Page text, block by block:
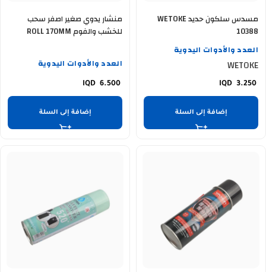
مسدس سلكون حديد WETOKE
10388
العدد والأدوات اليدوية
WETOKE
3.250
إضافة إلى السلة
منشار يدوي صغير اصفر سحب
للخشب والفوم ROLL 170MM
العدد والأدوات اليدوية
6.500
إضافة إلى السلة